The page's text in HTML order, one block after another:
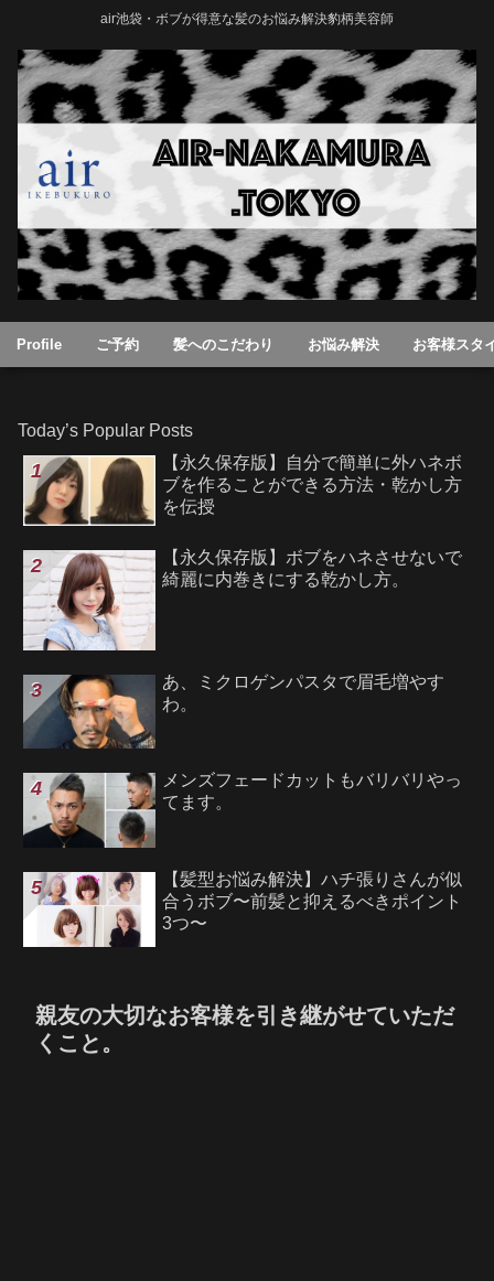
air池袋・ボブが得意な髪のお悩み解決豹柄美容師
Profile ご予約 髪へのこだわり お悩み解決 お客様スタ
Today’s Popular Posts
【永久保存版】自分で簡単に外ハネボ
ブを作ることができる方法・乾かし方
を伝授
【永久保存版】ボブをハネさせないで
綺麗に内巻きにする乾かし方。
あ、ミクロゲンパスタで眉毛増やす
わ。
メンズフェードカットもバリバリやっ
てます。
【髪型お悩み解決】ハチ張りさんが似
合うボブ〜前髪と抑えるべきポイント
3つ〜
親友の大切なお客様を引き継がせていただ
くこと。